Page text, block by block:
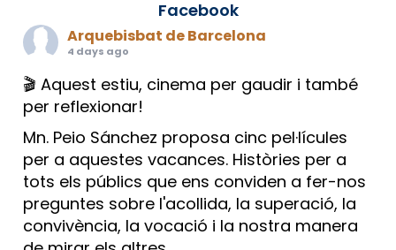
Facebook
Arquebisbat de Barcelona
4 days ago
🎬 Aquest estiu, cinema per gaudir i també
per reflexionar!
Mn. Peio Sánchez proposa cinc pel·lícules
per a aquestes vacances. Històries per a
tots els públics que ens conviden a fer-nos
preguntes sobre l'acollida, la superació, la
convivència, la vocació i la nostra manera